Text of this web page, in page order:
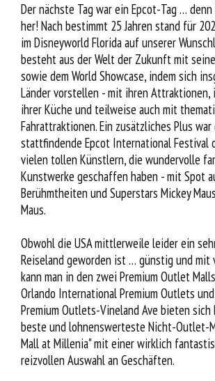
Der nächste Tag war ein Epcot-Tag …
her! Nach bestimmt 25 Jahren stand für
im Disneyworld Florida auf unserer
besteht aus der Welt der Zukunft mit
sowie dem World Showcase, indem sich
Länder vorstellen - mit ihren Attraktionen,
ihrer Küche und teilweise auch mit
Fahrattraktionen. Ein zusätzliches Plus war
stattfindende Epcot International Festival
vielen tollen Künstlern, die wundervolle
Kunstwerke geschaffen haben - mit Spot
Berühmtheiten und Superstars Mickey
Maus.
Obwohl die USA mittlerweile leider ein
Reiseland geworden ist … günstig und mit
kann man in den zwei Premium Outlet
Orlando International Premium Outlets
Premium Outlets-Vineland Ave bieten sich
beste und lohnenswerteste Nicht-Outlet-
Mall at Millenia" mit einer wirklich
reizvollen Auswahl an Geschäften.